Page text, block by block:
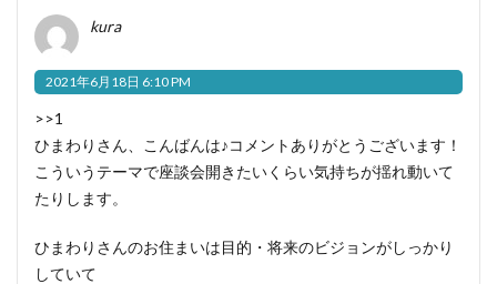
kura
2021年6月18日 6:10 PM
>>1
ひまわりさん、こんばんは♪コメントありがとうございます！
こういうテーマで座談会開きたいくらい気持ちが揺れ動いて
たりします。
ひまわりさんのお住まいは目的・将来のビジョンがしっかり
していて